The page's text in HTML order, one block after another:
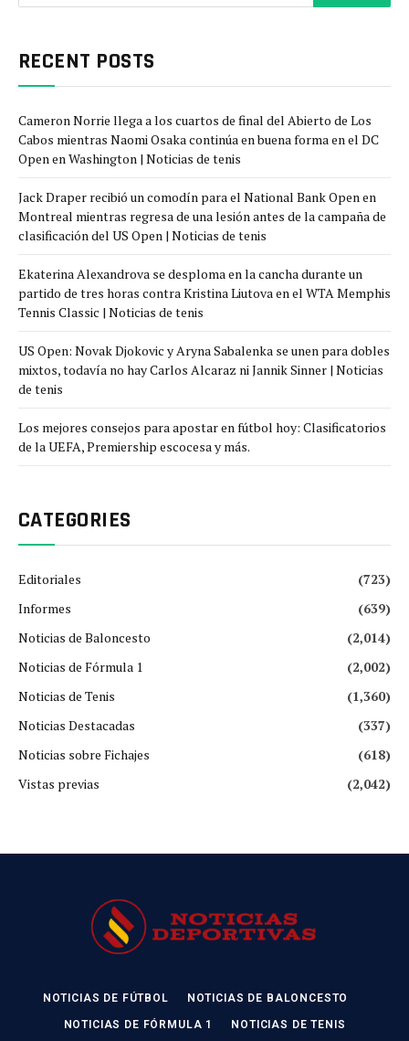
RECENT POSTS
Cameron Norrie llega a los cuartos de final del Abierto de Los
Cabos mientras Naomi Osaka continúa en buena forma en el DC
Open en Washington | Noticias de tenis
Jack Draper recibió un comodín para el National Bank Open en
Montreal mientras regresa de una lesión antes de la campaña de
clasificación del US Open | Noticias de tenis
Ekaterina Alexandrova se desploma en la cancha durante un
partido de tres horas contra Kristina Liutova en el WTA Memphis
Tennis Classic | Noticias de tenis
US Open: Novak Djokovic y Aryna Sabalenka se unen para dobles
mixtos, todavía no hay Carlos Alcaraz ni Jannik Sinner | Noticias
de tenis
Los mejores consejos para apostar en fútbol hoy: Clasificatorios
de la UEFA, Premiership escocesa y más.
CATEGORIES
Editoriales
(723)
Informes
(639)
Noticias de Baloncesto
(2,014)
Noticias de Fórmula 1
(2,002)
Noticias de Tenis
(1,360)
Noticias Destacadas
(337)
Noticias sobre Fichajes
(618)
Vistas previas
(2,042)
NOTICIAS DE FÚTBOL NOTICIAS DE BALONCESTO
NOTICIAS DE FÓRMULA 1 NOTICIAS DE TENIS